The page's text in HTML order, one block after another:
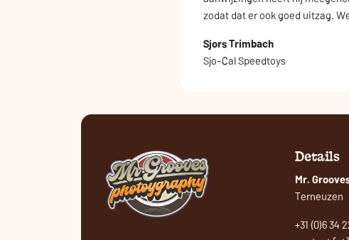
zodat dat er ook goed uitzag.
Sjors Trimbach
Sjo-Cal Speedtoys
Details
Mr.
Terneuzen
+31 (0)6 34